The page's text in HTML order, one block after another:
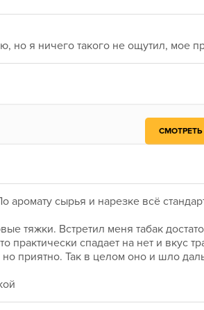
но я ничего такого не ощутил, мое
СМОТРЕТЬ
аромату сырья и нарезке всё
тяжки. Встретил меня табак
практически спадает на нет и вкус
приятно. Так в целом оно и шло